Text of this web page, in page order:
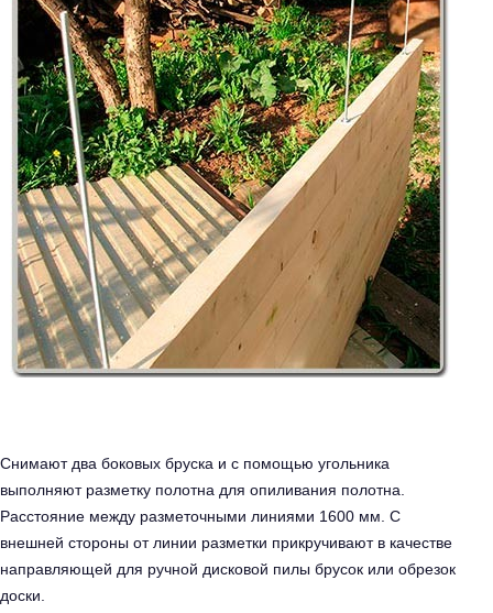
Снимают два боковых бруска и с помощью угольника
выполняют разметку полотна для опиливания полотна.
Расстояние между разметочными линиями 1600 мм. С
внешней стороны от линии разметки прикручивают в качестве
направляющей для ручной дисковой пилы брусок или обрезок
доски.